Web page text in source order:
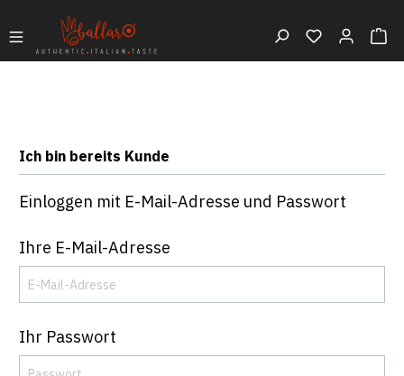
Ich bin bereits Kunde
Einloggen mit E-Mail-Adresse und Passwort
Ihre E-Mail-Adresse
Ihr Passwort